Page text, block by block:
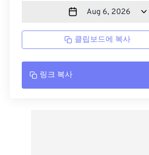
클립보드에 복사
링크 복사